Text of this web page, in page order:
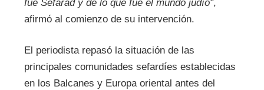
fue Sefarad y de lo que fue el mundo judío",
afirmó al comienzo de su intervención.
El periodista repasó la situación de las
principales comunidades sefardíes establecidas
en los Balcanes y Europa oriental antes del